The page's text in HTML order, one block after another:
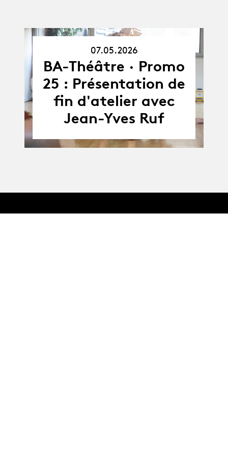
07.05.26
07.05.2026
BA-Théâtre · Promo
25 : Présentation de
fin d'atelier avec
Jean-Yves Ruf